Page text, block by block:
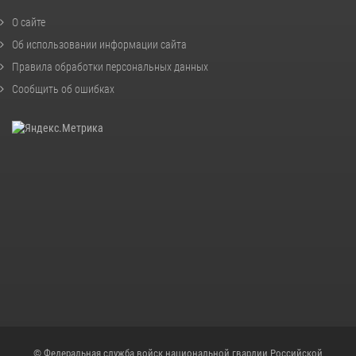
О сайте
Об использовании информации сайта
Правила обработки персональных данных
Сообщить об ошибках
© Федеральная служба войск национальной гвардии Российской